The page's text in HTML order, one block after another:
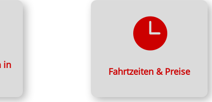
in

Fahrtzeiten & Preise
Heidelberg Stadtrundfahrt ab
Karlsplatz
Fahrplan & Preise